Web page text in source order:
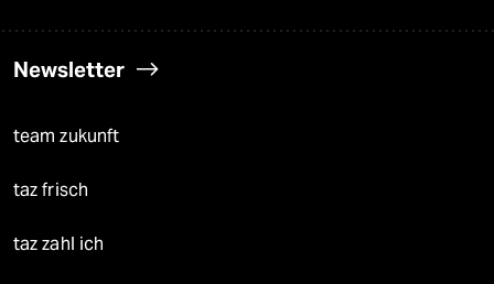
Newsletter
team zukunft
taz frisch
taz zahl ich